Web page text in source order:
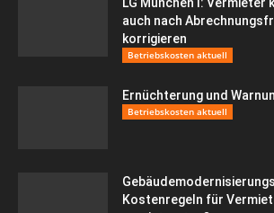
auch nach
korrigieren
Betriebskosten aktuell
Ernüchterung und
Betriebskosten aktuell
Kostenregeln für